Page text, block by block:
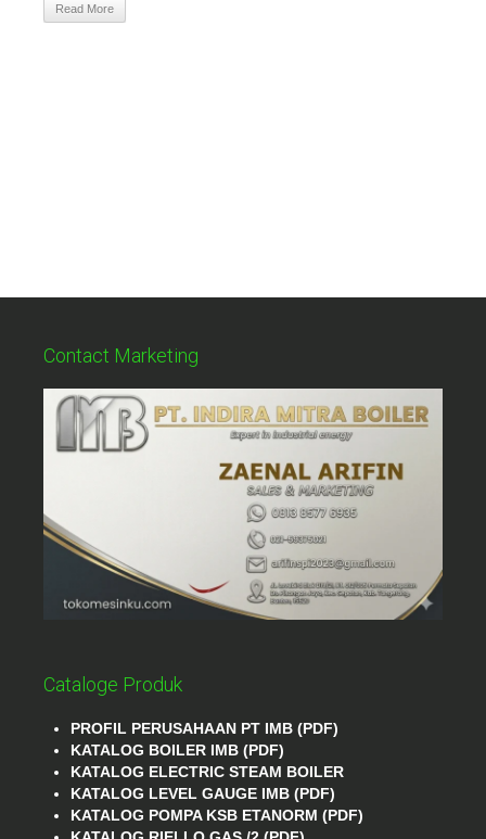
Read More
Contact Marketing
Cataloge Produk
PROFIL PERUSAHAAN PT IMB (PDF)
KATALOG BOILER IMB (PDF)
KATALOG ELECTRIC STEAM BOILER
KATALOG LEVEL GAUGE IMB (PDF)
KATALOG POMPA KSB ETANORM (PDF)